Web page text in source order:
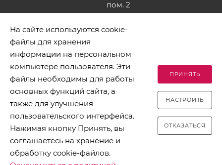
пом. 2
2026 © БЕЛБОГЕМИЯ (c). Оптовая торговля посудой и
хозяйственными товарами. Адрес: 220012, г. Минск, ул.
Толбухина 2а, пом. 2, телефон 8-017-378-60-00
Разработано в Clickmedia
На сайте используются cookie-
файлы для хранения
информации на персональном
компьютере пользователя. Эти
файлы необходимы для работы
основных функций сайта, а
также для улучшения
пользовательского интерфейса.
Нажимая кнопку Принять, вы
соглашаетесь на хранение и
обработку cookie-файлов.
ПРИНЯТЬ
НАСТРОИТЬ
ОТКАЗАТЬСЯ